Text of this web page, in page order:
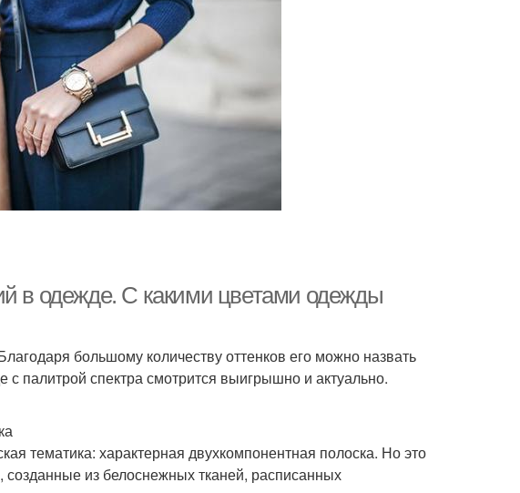
в одежде. С какими цветами одежды
большому количеству оттенков его можно назвать
палитрой спектра смотрится выигрышно и актуально.
тематика: характерная двухкомпонентная полоска. Но это
из белоснежных тканей, расписанных